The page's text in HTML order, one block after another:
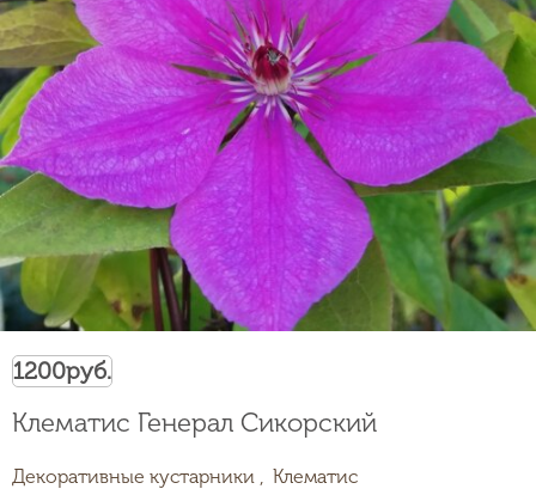
Клематис Генерал Сикорский
Декоративные кустарники , Клематис
1200руб.